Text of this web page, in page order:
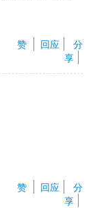
赞
回应
分
享
赞
回应
分
享